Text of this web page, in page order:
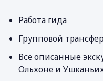
Работа гида
Групповой
Все описанные
Ольхоне и